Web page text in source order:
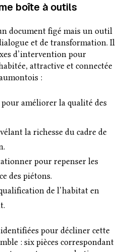
boîte à outils
document figé mais un outil
et de transformation. Il
d’intervention pour
attractive et connectée
:
améliorer la qualité des
la richesse du cadre de
pour repenser les
des piétons.
de l’habitat en
pour décliner cette
: six pièces correspondant